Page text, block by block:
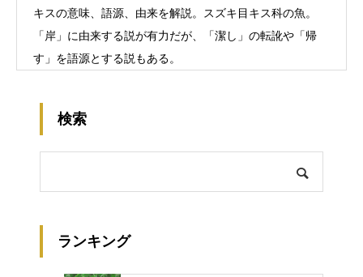
キスの意味、語源、由来を解説。スズキ目キス科の魚。
「岸」に由来する説が有力だが、「潔し」の転訛や「帰
す」を語源とする説もある。
検索
ランキング